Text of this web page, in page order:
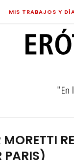
MIS TRABAJOS Y
PARIS)